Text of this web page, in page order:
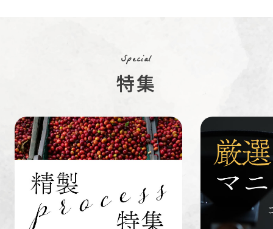
すてきな道
具
生活雑貨 福袋
業務用 定期便
ブラジル
インドネシ
ア
ホンジュラ
Special
特集